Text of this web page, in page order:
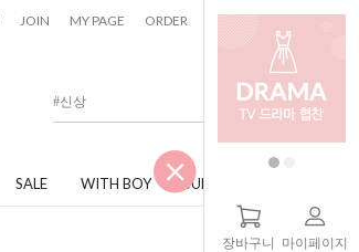
JOIN MY PAGE ORDER CART 0
SALE WITH BOY JUNIOR
장바구니 마이페이지